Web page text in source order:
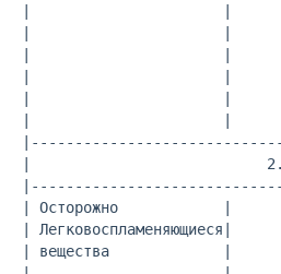
|                      |
|                      |
|                      |
|                      |
|                      |
|                      |
|                           2.
| Осторожно            |
|
| вещества             |